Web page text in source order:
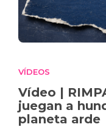
VÍDEOS
Vídeo |
juegan a
planeta arde